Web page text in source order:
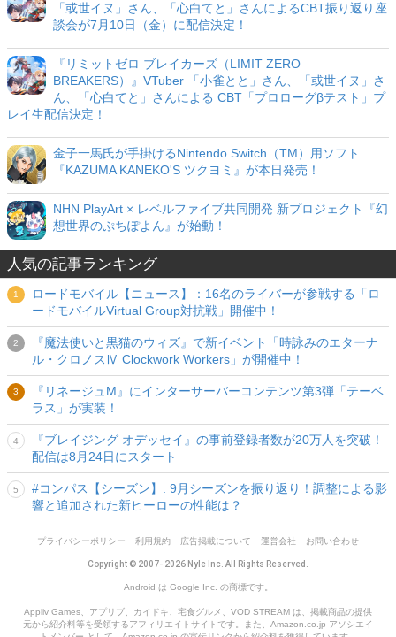
「或世イヌ」さん、「心白てと」さんによるCBT振り返り座
談会が7月10日（金）に配信決定！
『リミットゼロ ブレイカーズ（LIMIT ZERO
BREAKERS）』VTuber 「小雀とと」さん、「或世イヌ」さ
ん、「心白てと」さんによる CBT「プロローグβテスト」プ
レイ生配信決定！
金子一馬氏が手掛けるNintendo Switch（TM）用ソフト
『KAZUMA KANEKO'S ツクヨミ』が本日発売！
NHN PlayArt × レベルファイブ共同開発 新プロジェクト『幻
想世界のぷちぽよん』が始動！
人気の記事ランキング
ロードモバイル【ニュース】：16名のライバーが参戦する「ロ
ードモバイルVirtual Group対抗戦」開催中！
『魔法使いと黒猫のウィズ』で新イベント「時詠みのエターナ
ル・クロノスⅣ Clockwork Workers」が開催中！
『リネージュM』にインターサーバーコンテンツ第3弾「テーベ
ラス」が実装！
『ブレイジング オデッセイ』の事前登録者数が20万人を突破！
配信は8月24日にスタート
#コンパス【シーズン】: 9月シーズンを振り返り！調整による影
響と追加された新ヒーローの性能は？
プライバシーポリシー 利用規約 広告掲載について 運営会社 お問い合わせ
Copyright © 2007- 2026 Nyle Inc. All Rights Reserved.
Android は Google Inc. の商標です。
Appliv Games、アプリブ、カイドキ、宅食グルメ、VOD STREAM は、掲載商品の提供
元から紹介料等を受領するアフィリエイトサイトです。また、Amazon.co.jp アソシエイ